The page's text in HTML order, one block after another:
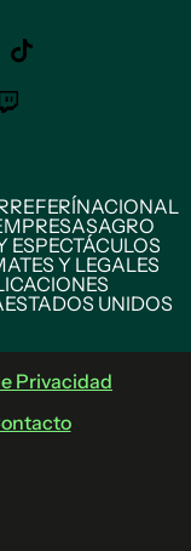
REFERÍNACIONAL
AGRO
ESPECTÁCULOS
Y LEGALES
ESTADOS UNIDOS
Privacidad